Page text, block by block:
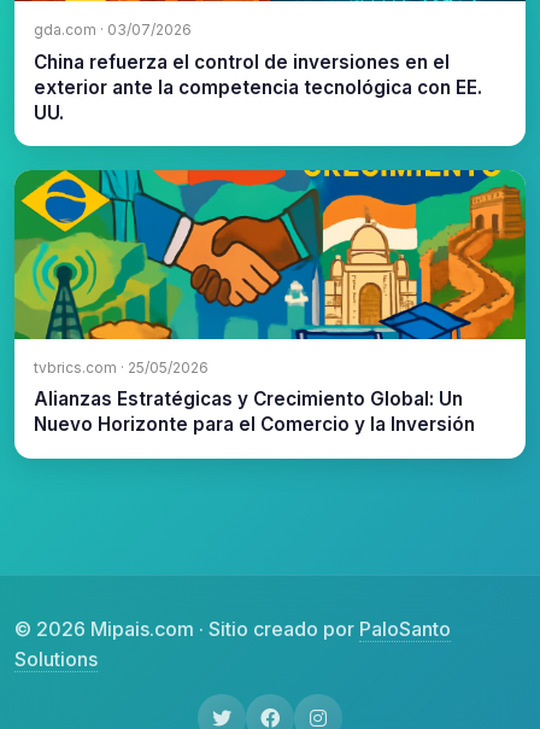
gda.com · 03/07/2026
China refuerza el control de inversiones en el
exterior ante la competencia tecnológica con EE.
UU.
tvbrics.com · 25/05/2026
Alianzas Estratégicas y Crecimiento Global: Un
Nuevo Horizonte para el Comercio y la Inversión
© 2026 Mipais.com · Sitio creado por PaloSanto
Solutions